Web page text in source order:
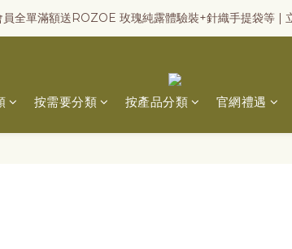
員全單滿額送ROZOE 玫瑰純露體驗裝+針織手提袋等 |
按需要分類 按產品分類 官網禮遇